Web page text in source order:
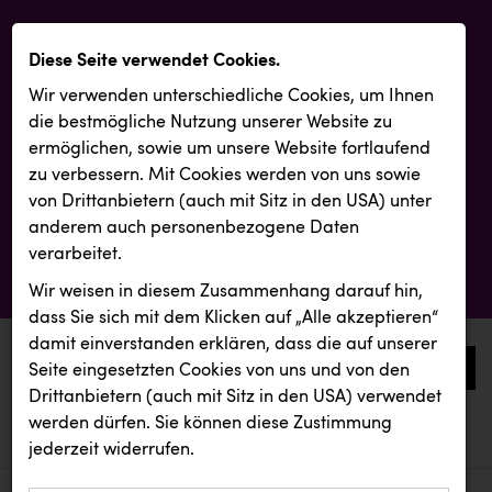
0
aktuelle aussendungen
aktuelle aussendungen
Diese Seite verwendet Cookies.
Wir verwenden unterschiedliche Cookies, um Ihnen
die best­mögliche Nutzung unserer Website zu
ermöglichen, sowie um unsere Website fortlaufend
zu verbessern. Mit Cookies werden von uns sowie
von Drittanbietern (auch mit Sitz in den USA) unter
anderem auch personenbezogene Daten
verarbeitet.
Wir weisen in diesem Zusammenhang darauf hin,
dass Sie sich mit dem Klicken auf „Alle akzeptieren“
damit ein­ver­standen erklären, dass die auf unserer
Seite eingesetzten Cookies von uns und von den
Drittanbietern (auch mit Sitz in den USA) verwendet
werden dürfen. Sie können diese Zustimmung
jederzeit widerrufen.